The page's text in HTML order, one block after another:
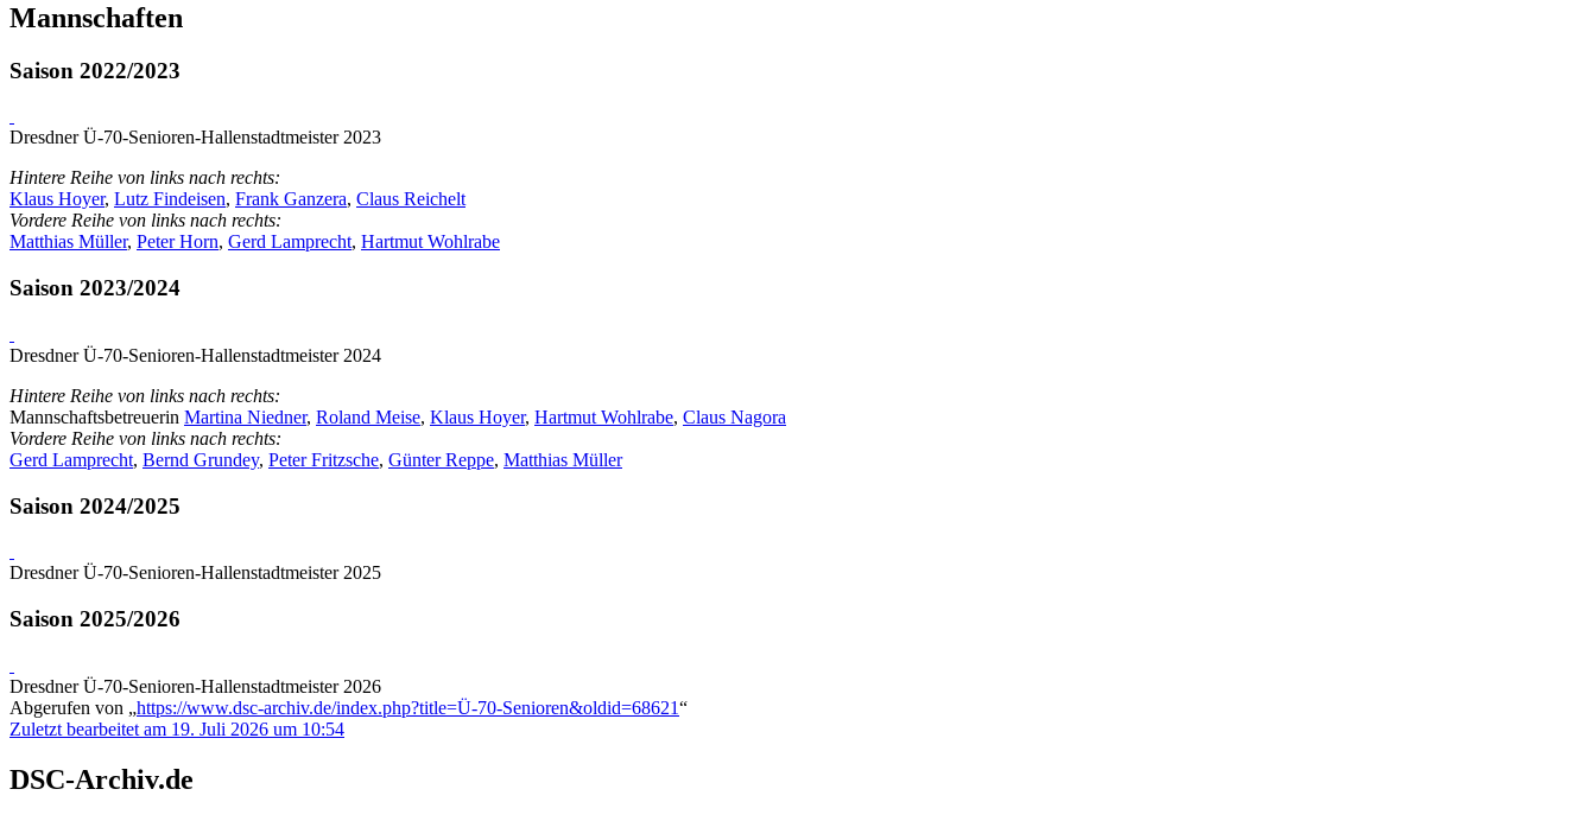
Mannschaften
Saison 2022/2023
Dresdner Ü-70-Senioren-Hallenstadtmeister 2023
Hintere Reihe von links nach rechts:
Klaus Hoyer, Lutz Findeisen, Frank Ganzera, Claus Reichelt
Vordere Reihe von links nach rechts:
Matthias Müller, Peter Horn, Gerd Lamprecht, Hartmut Wohlrabe
Saison 2023/2024
Dresdner Ü-70-Senioren-Hallenstadtmeister 2024
Hintere Reihe von links nach rechts:
Mannschaftsbetreuerin Martina Niedner, Roland Meise, Klaus Hoyer, Hartmut Wohlrabe, Claus Nagora
Vordere Reihe von links nach rechts:
Gerd Lamprecht, Bernd Grundey, Peter Fritzsche, Günter Reppe, Matthias Müller
Saison 2024/2025
Dresdner Ü-70-Senioren-Hallenstadtmeister 2025
Saison 2025/2026
Dresdner Ü-70-Senioren-Hallenstadtmeister 2026
Abgerufen von „https://www.dsc-archiv.de/index.php?title=Ü-70-Senioren&oldid=68621“
Zuletzt bearbeitet am 19. Juli 2026 um 10:54
DSC-Archiv.de